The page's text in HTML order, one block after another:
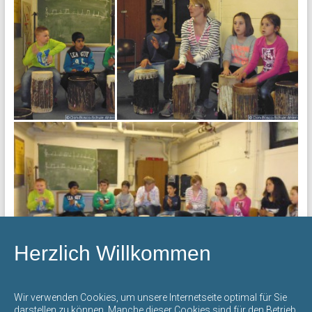
Herzlich Willkommen
Wir verwenden Cookies, um unsere Internetseite optimal für Sie
und
Sprachen.